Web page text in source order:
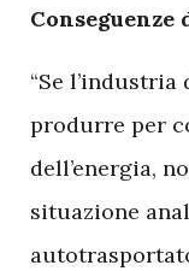
“Se
produrre per
dell’energia,
situazione